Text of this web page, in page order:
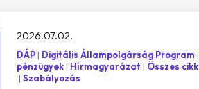
2026.07.02.
DÁP Digitális Állampolgárság Program
pénzügyek
Hírmagyarázat
Összes cikk
Szabályozás